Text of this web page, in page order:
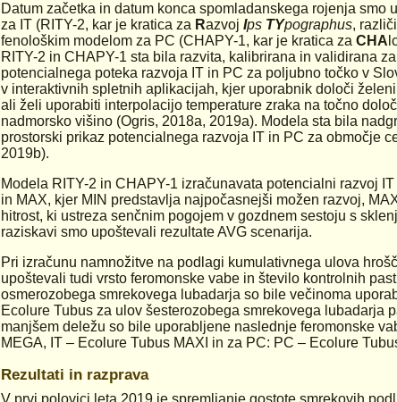
Datum začetka in datum konca spomladanskega rojenja smo
za IT (RITY-2, kar je kratica za Razvoj Ips TYpographus,
fenološkim modelom za PC (CHAPY-1, kar je kratica za CHA
RITY-2 in CHAPY-1 sta bila razvita, kalibrirana in validirana
potencialnega poteka razvoja IT in PC za poljubno točko v
v interaktivnih spletnih aplikacijah, kjer uporabnik določi
ali želi uporabiti interpolacijo temperature zraka na točno
nadmorsko višino (Ogris, 2018a, 2019a). Modela sta bila
prostorski prikaz potencialnega razvoja IT in PC za območje
2019b).
Modela RITY-2 in CHAPY-1 izračunavata potencialni razvoj
in MAX, kjer MIN predstavlja najpočasnejši možen razvoj,
hitrost, ki ustreza senčnim pogojem v gozdnem sestoju s
raziskavi smo upoštevali rezultate AVG scenarija.
Pri izračunu namnožitve na podlagi kumulativnega ulova
upoštevali tudi vrsto feromonske vabe in število kontrolnih
osmerozobega smrekovega lubadarja so bile večinoma
Ecolure Tubus za ulov šesterozobega smrekovega lubadarja
manjšem deležu so bile uporabljene naslednje feromonske
MEGA, IT – Ecolure Tubus MAXI in za PC: PC – Ecolure
Rezultati in razprava